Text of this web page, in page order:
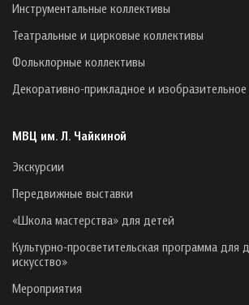
Инструментальные коллективы
Театральные и цирковые коллективы
Фольклорные коллективы
Декоративно-прикладное и изобразительное
МВЦ им. Л. Чайкиной
Экскурсии
Передвижные выставки
«Школа мастерства» для детей
Культурно-просветительская программа для
искусство»
Мероприятия